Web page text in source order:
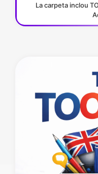
La carpeta inclou